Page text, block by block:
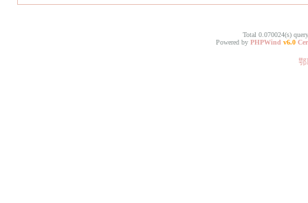
Total 0.070024(s)
Powered by PHPWind v6.0
鄂